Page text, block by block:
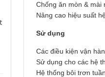
Chống ăn mòn & mài
Nâng cao hiệu suất
Sử dụng
Các điều kiện vận
Sử dụng cho các hệ
Hệ thống bôi trơn